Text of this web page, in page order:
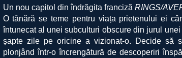
Un nou capitol din îndrăgita franciză RINGS/
O tânără se teme pentru viața prietenului ei
întunecat al unei subculturi obscure din jurul
șapte zile pe oricine a vizionat-o. Decide să
plonjând într-o încrengătură de descoperiri